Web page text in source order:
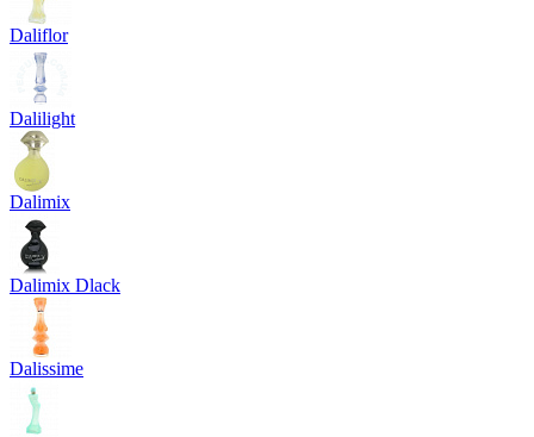
Daliflor
Dalilight
Dalimix
Dalimix Dlack
Dalissime